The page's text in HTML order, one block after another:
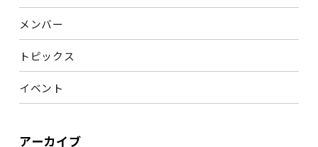
メンバー
トピックス
イベント
アーカイブ